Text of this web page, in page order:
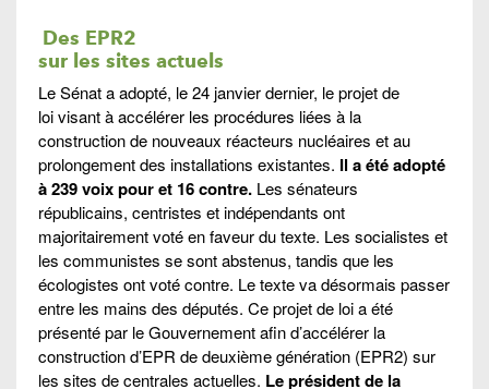
Des EPR2
sur les sites actuels
Le Sénat a adopté, le 24 janvier dernier, le projet de
loi visant à accélérer les procédures liées à la
construction de nouveaux réacteurs nucléaires et au
prolongement des installations existantes. Il a été adopté
à 239 voix pour et 16 contre. Les sénateurs
républicains, centristes et indépendants ont
majoritairement voté en faveur du texte. Les socialistes et
les communistes se sont abstenus, tandis que les
écologistes ont voté contre. Le texte va désormais passer
entre les mains des députés. Ce projet de loi a été
présenté par le Gouvernement afin d’accélérer la
construction d’EPR de deuxième génération (EPR2) sur
les sites de centrales actuelles. Le président de la